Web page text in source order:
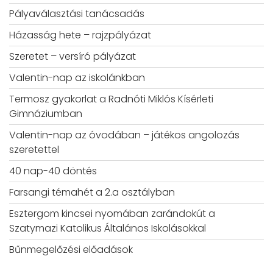
Pályaválasztási tanácsadás
Házasság hete – rajzpályázat
Szeretet – versíró pályázat
Valentin-nap az iskolánkban
Termosz gyakorlat a Radnóti Miklós Kísérleti
Gimnáziumban
Valentin-nap az óvodában – játékos angolozás
szeretettel
40 nap-40 döntés
Farsangi témahét a 2.a osztályban
Esztergom kincsei nyomában zarándokút a
Szatymazi Katolikus Általános Iskolásokkal
Bűnmegelőzési előadások